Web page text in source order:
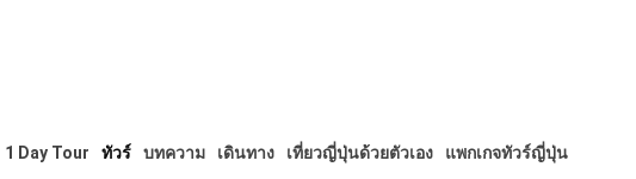
1 Day Tour ทัวร์ บทความ เดินทาง เที่ยวญี่ปุ่นด้วยตัวเอง แพกเกจทัวร์ญี่ปุ่น